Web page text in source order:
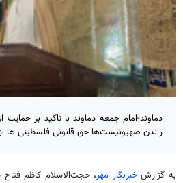
دماوند-امام جمعه دماوند با تاکید بر
راندن صهیونیست‌ها حق قانونی فلسطینی ها
به گزارشخبرنگار مهر، حجت‌الاسلام کاظم